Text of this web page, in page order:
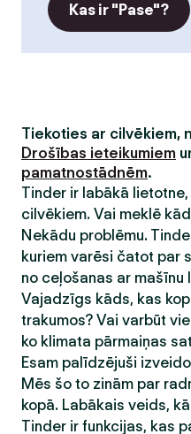
Kas ir "Pase"?
Tiekoties ar cilvēkiem,
Drošības ieteikumiem
pamatnostādnēm.
Tinder ir labākā
cilvēkiem. Vai meklē
Nekādu problēmu.
kuriem varēsi čatot par
no ceļošanas ar
Vajadzīgs kāds, kas
trakumos? Vai varbūt
ko klimata pārmaiņas
Esam palīdzējuši
Mēs šo to zinām par
kopā. Labākais veids,
Tinder ir funkcijas, kas